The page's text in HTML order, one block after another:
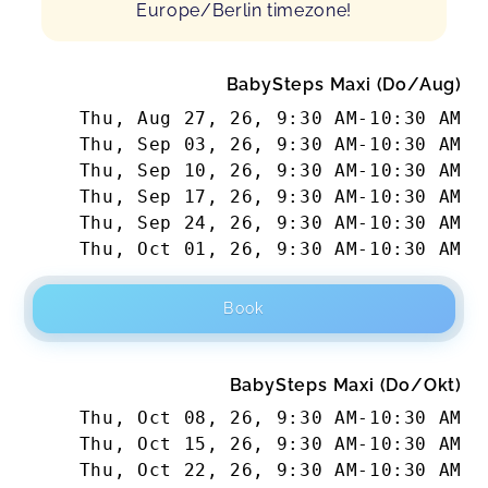
gewesen sein :-)
Nadine,May 04
Alina macht das so unglaublich schön war
bestimmt nicht mein letzter Kurs bei ihr!
Laura, Nov 28
Europe/Berlin timezone!
BabySteps Maxi (Do/Aug)
Thu, Aug 27, 26 , 9:30 AM- 10:30 AM
Thu, Sep 03, 26 , 9:30 AM- 10:30 AM
Thu, Sep 10, 26 , 9:30 AM- 10:30 AM
Thu, Sep 17, 26 , 9:30 AM- 10:30 AM
Thu, Sep 24, 26 , 9:30 AM- 10:30 AM
Thu, Oct 01, 26 , 9:30 AM- 10:30 AM
Book
BabySteps Maxi (Do/Okt)
Thu, Oct 08, 26 , 9:30 AM - 10:30 AM
Thu, Oct 15, 26 , 9:30 AM - 10:30 AM
Thu, Oct 22, 26 , 9:30 AM - 10:30 AM